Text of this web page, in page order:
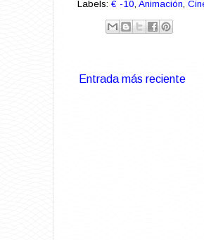
Labels: € -10 Animación
Entrada más reciente